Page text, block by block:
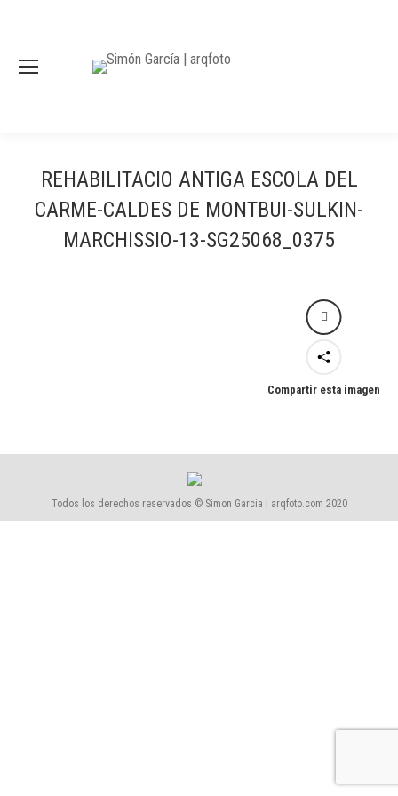
REHABILITACIO ANTIGA ESCOLA DEL
CARME-CALDES DE MONTBUI-SULKIN-
MARCHISSIO-13-SG25068_0375
Compartir esta imagen
Todos los derechos reservados © Simon Garcia | arqfoto.com 2020